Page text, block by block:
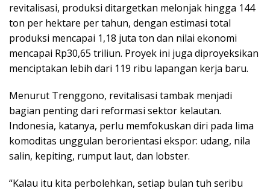
revitalisasi, produksi ditargetkan melonjak hingga 144
ton per hektare per tahun, dengan estimasi total
produksi mencapai 1,18 juta ton dan nilai ekonomi
mencapai Rp30,65 triliun. Proyek ini juga diproyeksikan
menciptakan lebih dari 119 ribu lapangan kerja baru.
Menurut Trenggono, revitalisasi tambak menjadi
bagian penting dari reformasi sektor kelautan.
Indonesia, katanya, perlu memfokuskan diri pada lima
komoditas unggulan berorientasi ekspor: udang, nila
salin, kepiting, rumput laut, dan lobster.
“Kalau itu kita perbolehkan, setiap bulan tuh seribu